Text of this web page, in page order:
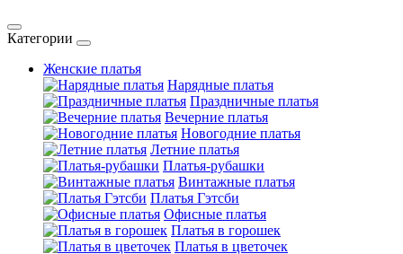
Категории
Женские платья
Нарядные платья
Праздничные платья
Вечерние платья
Новогодние платья
Летние платья
Платья-рубашки
Винтажные платья
Платья Гэтсби
Офисные платья
Платья в горошек
Платья в цветочек